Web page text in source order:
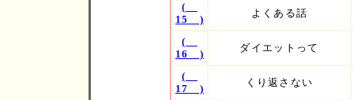
(
15 )
よくある話
(
16 )
ダイエットって
(
17 )
くり返さない